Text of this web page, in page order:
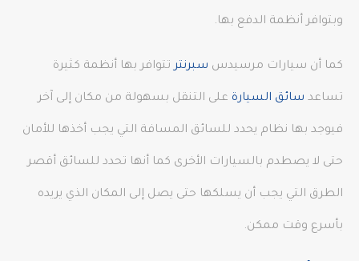
وبتوافر أنظمة الدفع بها.
كما أن سيارات مرسيدس سبرنترتتوافر بها أنظمة كثيرة
تساعد سائق السيارة على التنقل بسهولة من مكان إلى آخر
فيوجد بها نظام يحدد للسائق المسافة التي يجب أخذها للأمان
حتى لا يصطدم بالسيارات الأخرى كما أنها تحدد للسائق أقصر
الطرق التي يجب أن يسلكها حتى يصل إلى المكان الذي يريده
بأسرع وقت ممكن.